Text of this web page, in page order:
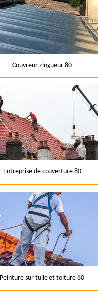
Couvreur zingueur 80
Entreprise de couverture 80
Peinture sur tuile et toiture 80